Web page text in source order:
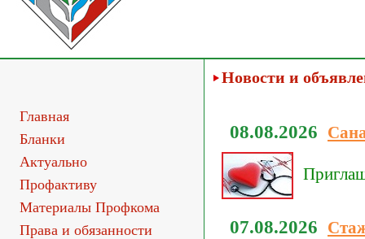
Главная
Бланки
Актуально
Профактиву
Материалы Профкома
Права и обязанности
Новости и
08.08.2026
07.08.2026